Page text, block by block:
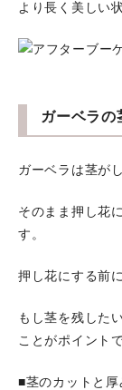
より長く美しい
ガーベラの
ガーベラは茎が
そのまま押し花
す。
押し花にする前
もし茎を残した
ことがポイントで
■茎のカットと厚